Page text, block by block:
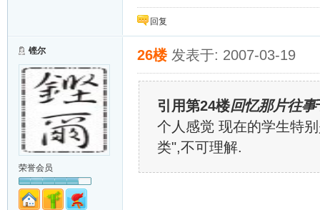
金雀银雀飞起来~~~
回复
铿尔
荣誉会员
26楼 发表于: 2007-03-19
引用第24楼回忆那片往事
个人感觉 现在的学生特
类",不可理解.